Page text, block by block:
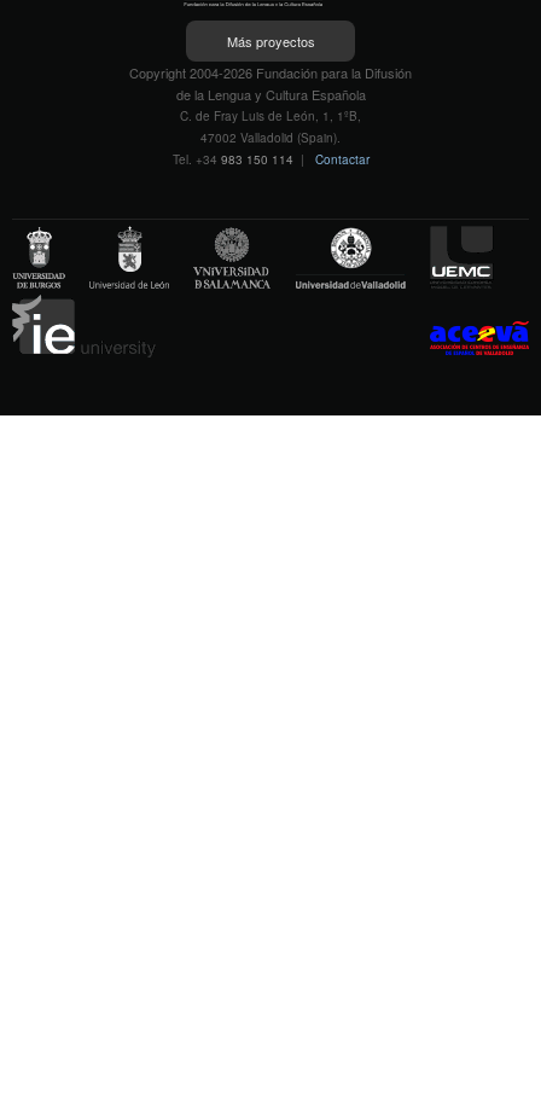
Más proyectos
Copyright 2004-2026 Fundación para la Difusión
de la Lengua y Cultura Española
C. de Fray Luis de León, 1, 1ºB,
47002 Valladolid (Spain).
Tel. +34 983 150 114 | Contactar